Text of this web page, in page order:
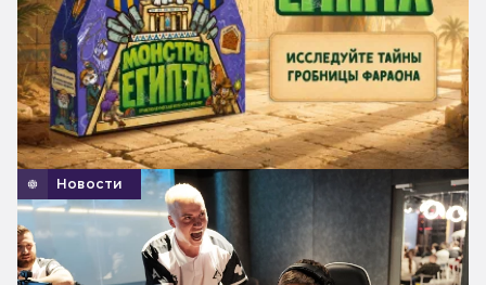
Новости